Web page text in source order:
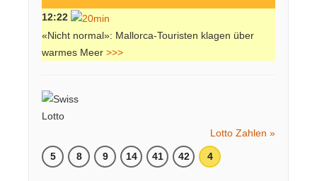
12:22
«Nicht normal»: Mallorca-Touristen klagen über
warmes Meer >>>
Lotto Zahlen »
5 8 9 14 41 42 4